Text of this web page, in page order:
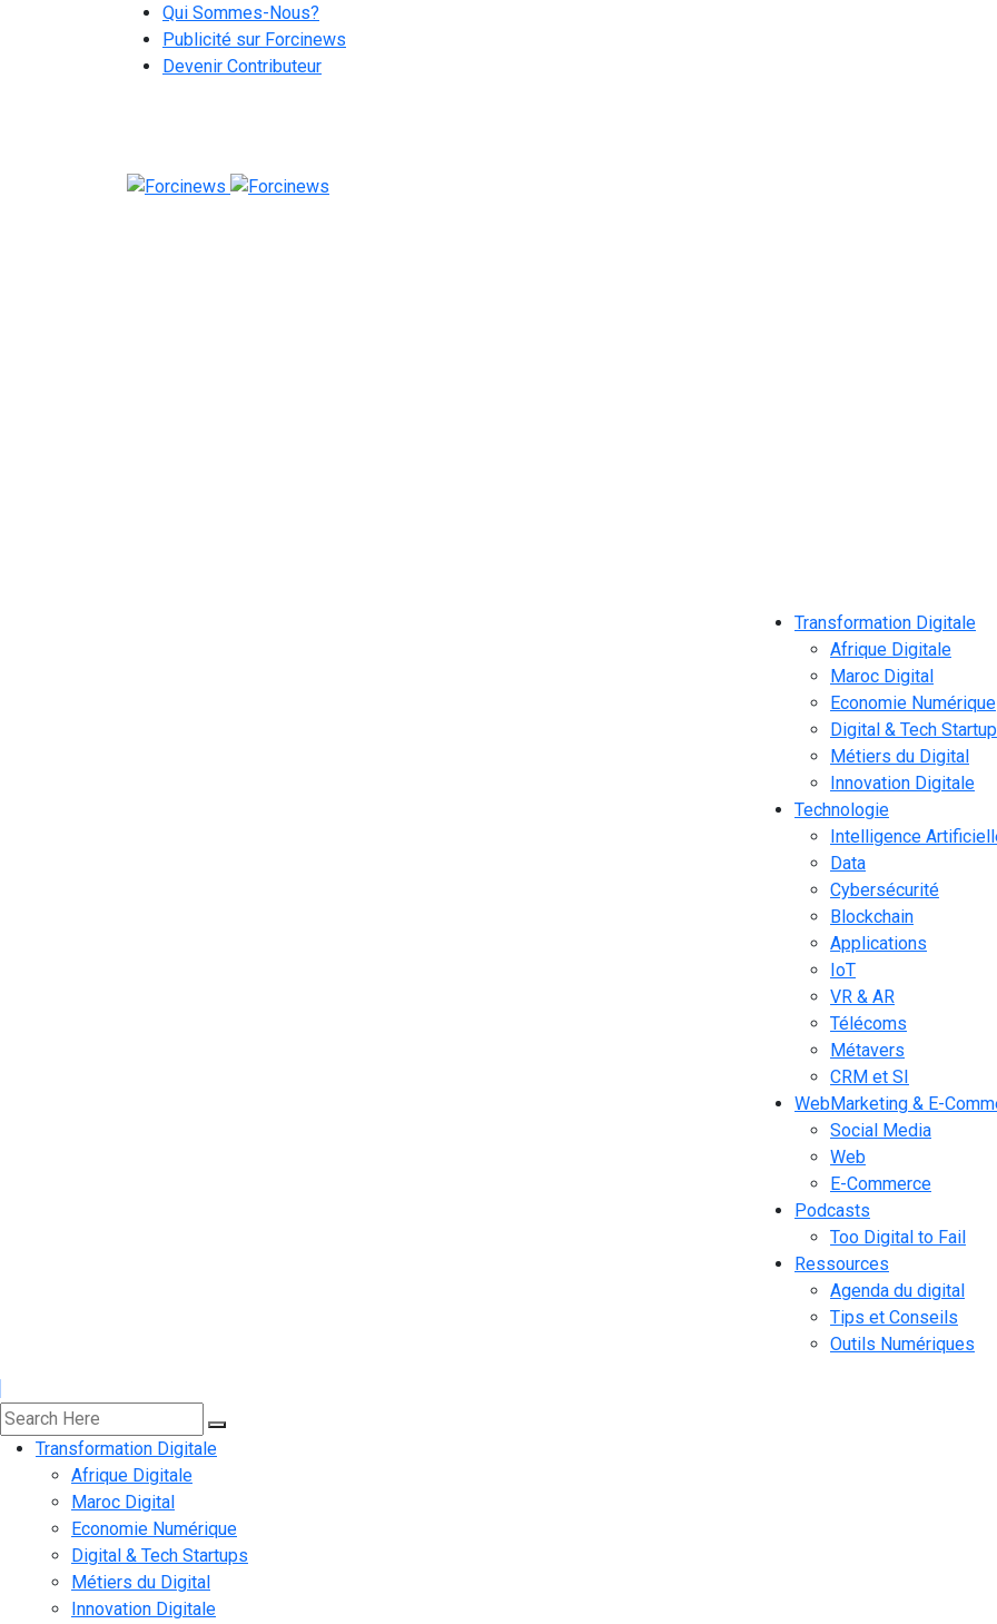
Qui Sommes-Nous?
Publicité sur Forcinews
Devenir Contributeur
Transformation Digitale
Afrique Digitale
Maroc Digital
Economie Numérique
Digital & Tech
Métiers du Digital
Innovation Digitale
Technologie
Intelligence
Data
Cybersécurité
Blockchain
Applications
IoT
VR & AR
Télécoms
Métavers
CRM et SI
WebMarketing & E-
Social Media
Web
E-Commerce
Podcasts
Too Digital to Fail
Ressources
Agenda du digital
Tips et Conseils
Outils Numériques
Transformation Digitale
Afrique Digitale
Maroc Digital
Economie Numérique
Digital & Tech Startups
Métiers du Digital
Innovation Digitale